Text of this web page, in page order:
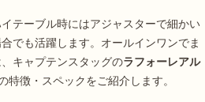
テーブル時にはアジャスターで細かい
でも活躍します。オールインワンでま
キャプテンスタッグのラフォーレアル
徴・スペックをご紹介します。